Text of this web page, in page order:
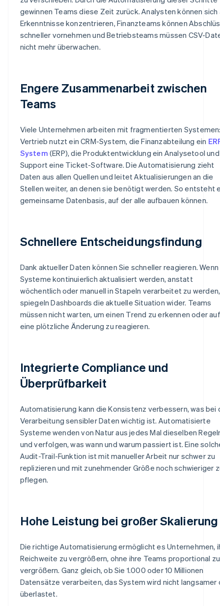
gewinnen Teams diese Zeit zurück. Analysten können sich
Erkenntnisse konzentrieren, Finanzteams können
schneller vornehmen und Betriebsteams müssen CSV-
nicht mehr überwachen.
Engere Zusammenarbeit zwischen
Teams
Viele Unternehmen arbeiten mit fragmentierten
Vertrieb nutzt ein CRM-System, die Finanzabteilung ein
System (ERP), die Produktentwicklung ein Analysetool
Support eine Ticket-Software. Die Automatisierung zieht
Daten aus allen Quellen und leitet Aktualisierungen an die
Stellen weiter, an denen sie benötigt werden. So entsteht
gemeinsame Datenbasis, auf der alle aufbauen können.
Schnellere Entscheidungsfindung
Dank aktueller Daten können Sie schneller reagieren. Wenn
Systeme kontinuierlich aktualisiert werden, anstatt
wöchentlich oder manuell in Stapeln verarbeitet zu werden,
spiegeln Dashboards die aktuelle Situation wider. Teams
müssen nicht warten, um einen Trend zu erkennen oder auf
eine plötzliche Änderung zu reagieren.
Integrierte Compliance und
Überprüfbarkeit
Automatisierung kann die Konsistenz verbessern, was bei
Verarbeitung sensibler Daten wichtig ist. Automatisierte
Systeme wenden von Natur aus jedes Mal dieselben
und verfolgen, was wann und warum passiert ist. Eine
Audit-Trail-Funktion ist mit manueller Arbeit nur schwer zu
replizieren und mit zunehmender Größe noch schwieriger
pflegen.
Hohe Leistung bei großer Skalierung
Die richtige Automatisierung ermöglicht es Unternehmen,
Reichweite zu vergrößern, ohne ihre Teams proportional zu
vergrößern. Ganz gleich, ob Sie 1.000 oder 10 Millionen
Datensätze verarbeiten, das System wird nicht langsamer
überlastet.